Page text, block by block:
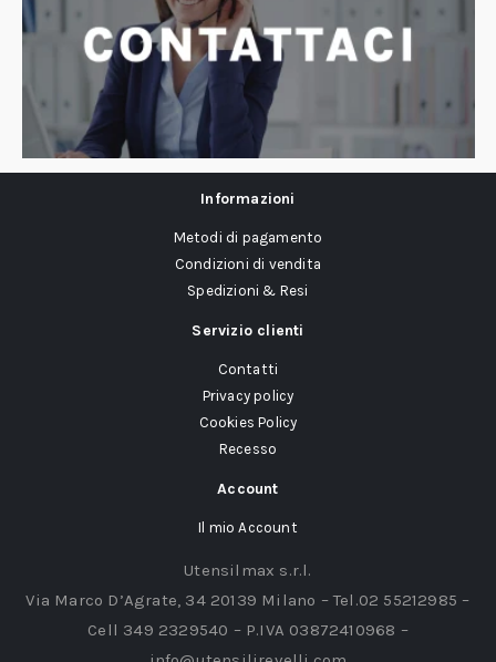
Informazioni
Metodi di pagamento
Condizioni di vendita
Spedizioni & Resi
Servizio clienti
Contatti
Privacy policy
Cookies Policy
Recesso
Account
Il mio Account
Utensilmax s.r.l.
Via Marco D’Agrate, 34 20139 Milano – Tel.02 55212985 –
Cell 349 2329540 – P.IVA 03872410968 –